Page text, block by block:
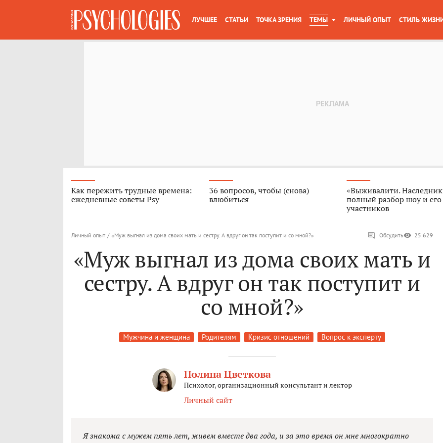
ЛУЧШЕЕ СТАТЬИ ТОЧКА ЗРЕНИЯ ТЕМЫ ЛИЧНЫЙ ОПЫТ СТИЛЬ
Как пережить трудные времена:
ежедневные советы Psy
36 вопросов, чтобы (снова)
влюбиться
«Выживалити.
полный разбор шоу и его
участников
Личный опыт / «Муж выгнал из дома своих мать и сестру. А вдруг он так поступит и со мной?» Обсудить 25 629
«Муж выгнал из дома своих мать и
сестру. А вдруг он так поступит и
со мной?»
Мужчина и женщина Родителям Кризис отношений Вопрос к эксперту
Полина Цветкова
Психолог, организационный консультант и лектор
Личный сайт
Я знакома с мужем пять лет, живем вместе два года, и за это время он мне многократно